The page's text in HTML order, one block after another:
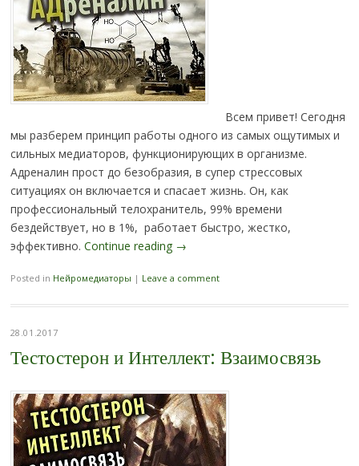
Всем привет! Сегодня
мы разберем принцип работы одного из самых ощутимых и
сильных медиаторов, функционирующих в организме.
Адреналин прост до безобразия, в супер стрессовых
ситуациях он включается и спасает жизнь. Он, как
профессиональный телохранитель, 99% времени
бездействует, но в 1%, работает быстро, жестко,
эффективно. Continue reading →
Posted in Нейромедиаторы | Leave a comment
28.01.2017
Тестостерон и Интеллект: Взаимосвязь